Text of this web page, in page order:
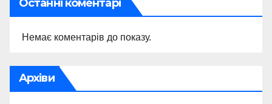
Останні коментарі
Немає коментарів до показу.
Архіви